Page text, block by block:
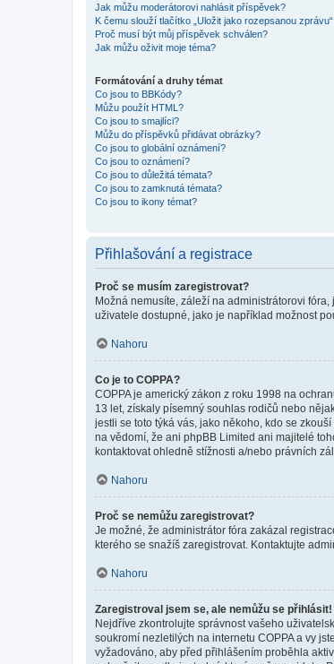
Jak můžu moderátorovi nahlásit příspěvek?
K čemu slouží tlačítko „Uložit jako rozepsanou
Proč musí být můj příspěvek schválen?
Jak můžu oživit moje téma?
Formátování a druhy témat
Co jsou to BBKódy?
Můžu použít HTML?
Co jsou to smajlíci?
Můžu do příspěvků přidávat obrázky?
Co jsou to globální oznámení?
Co jsou to oznámení?
Co jsou to důležitá témata?
Co jsou to zamknutá témata?
Co jsou to ikony témat?
Přihlašování a registrace
Proč se musím zaregistrovat?
Možná nemusíte, záleží na administrátorovi
uživatele dostupné, jako je například možnost
Nahoru
Co je to COPPA?
COPPA je americký zákon z roku 1998 na
13 let, získaly písemný souhlas rodičů nebo
jestli se toto týká vás, jako někoho, kdo se
na vědomí, že ani phpBB Limited ani majitelé
kontaktovat ohledně stížnosti a/nebo právních
Nahoru
Proč se nemůžu zaregistrovat?
Je možné, že administrátor fóra zakázal
kterého se snažíš zaregistrovat. Kontaktujte
Nahoru
Zaregistroval jsem se, ale nemůžu se přihlásit!
Nejdříve zkontrolujte správnost vašeho
soukromí nezletilých na internetu COPPA a vy
vyžadováno, aby před přihlášením proběhla